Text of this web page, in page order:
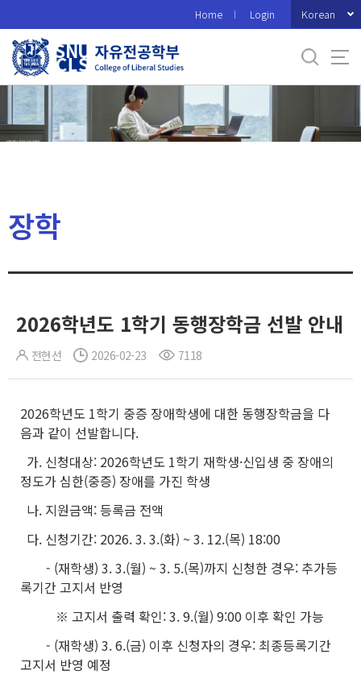
로
메
Home Login Korean
장학
2026학년도 1학기 동행장학금 선발 안내
전현선 2026-02-23 7118
2026학년도 1학기 중증 장애학생에 대한 동행장학금을 다
음과 같이 선발합니다.
가. 신청대상: 2026학년도 1학기 재학생·신입생 중 장애의
정도가 심한(중증) 장애를 가진 학생
나. 지원금액: 등록금 전액
다. 신청기간: 2026. 3. 3.(화) ~ 3. 12.(목) 18:00
- (재학생) 3. 3.(월) ~ 3. 5.(목)까지 신청한 경우: 추가등
록기간 고지서 반영
※ 고지서 출력 확인: 3. 9.(월) 9:00 이후 확인 가능
- (재학생) 3. 6.(금) 이후 신청자의 경우: 최종등록기간
고지서 반영 예정